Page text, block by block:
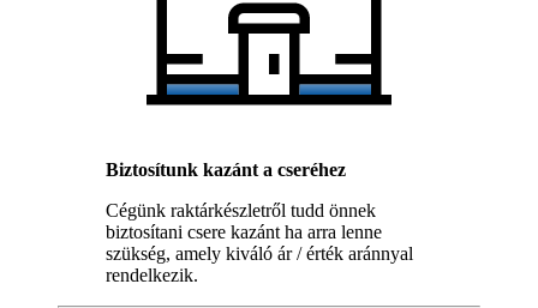
Biztosítunk kazánt a cseréhez
Cégünk raktárkészletről tudd önnek
biztosítani csere kazánt ha arra lenne
szükség, amely kiváló ár / érték aránnyal
rendelkezik.